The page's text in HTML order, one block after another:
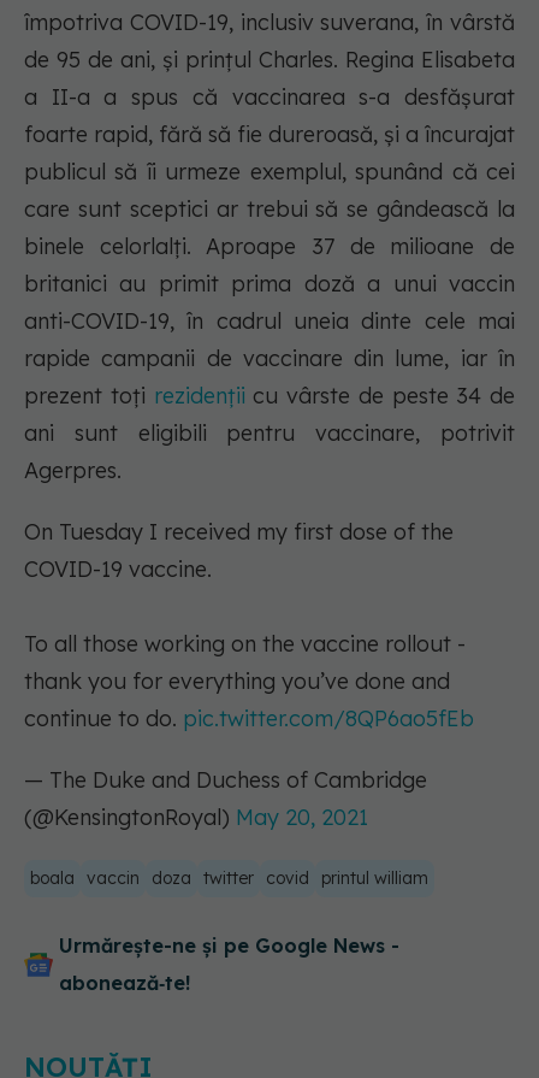
împotriva COVID-19, inclusiv suverana, în vârstă
de 95 de ani, şi prinţul Charles. Regina Elisabeta
a II-a a spus că vaccinarea s-a desfăşurat
foarte rapid, fără să fie dureroasă, şi a încurajat
publicul să îi urmeze exemplul, spunând că cei
care sunt sceptici ar trebui să se gândească la
binele celorlalţi. Aproape 37 de milioane de
britanici au primit prima doză a unui vaccin
anti-COVID-19, în cadrul uneia dinte cele mai
rapide campanii de vaccinare din lume, iar în
prezent toţi rezidenţii cu vârste de peste 34 de
ani sunt eligibili pentru vaccinare, potrivit
Agerpres.
On Tuesday I received my first dose of the
COVID-19 vaccine.
To all those working on the vaccine rollout -
thank you for everything you’ve done and
continue to do. pic.twitter.com/8QP6ao5fEb
— The Duke and Duchess of Cambridge
(@KensingtonRoyal) May 20, 2021
boala vaccin doza twitter covid printul william
Urmărește-ne și pe Google News -
abonează‑te!
NOUTĂȚI